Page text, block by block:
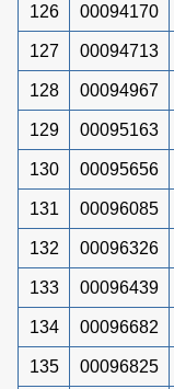
126 00094170
127 00094713
128 00094967
129 00095163
130 00095656
131 00096085
132 00096326
133 00096439
134 00096682
135 00096825